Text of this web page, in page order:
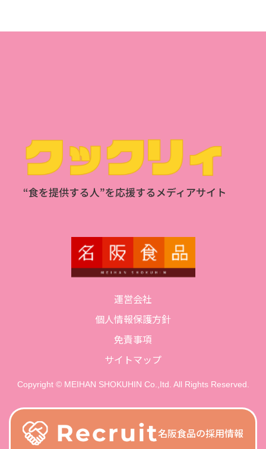
運営会社
個人情報保護方針
免責事項
サイトマップ
Copyright © MEIHAN SHOKUHIN Co.,Itd. All Rights Reserved.
名阪食品の採用情報